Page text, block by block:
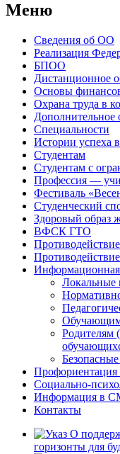
Меню
Сведения об ОО
Реализация
БПОО
Дистанционное
Основы
Охрана труда в
Дополнительное
Специальности
Истории успеха
Студентам
Студентам с
Профессия —
Фестиваль
Студенческий
Здоровый образ
ВФСК ГТО
Информационная
Локальные
Родителям
Профориентация
Социально-
Информация в
Контакты
горизонты для